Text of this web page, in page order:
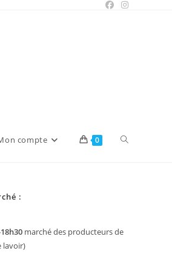
compte 0 Toggle
search
:
marché des producteurs de
lavoir)